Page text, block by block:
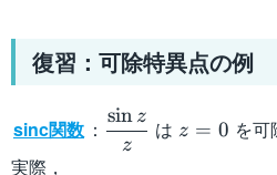
復習：可除特異点の例
sinc関数 ： \dfrac{\sin
z}{z}
z
sin z
は z = 0 を可
実際，